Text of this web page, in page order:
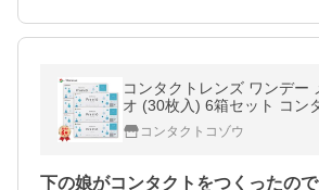
コンタクトレンズ ワンデー メニコン プレミ
オ (30枚入) 6箱セット コンタクトレンズ 1D
AY Menicon Premio 1日使い
コンタクトコゾウ